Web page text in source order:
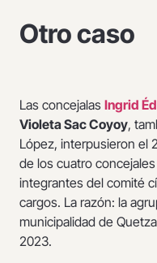
Otro caso
Las concejalas Ingrid
Violeta Sac Coyoy,
López, interpusieron el
de los cuatro
integrantes del comité
cargos. La razón: la
municipalidad de
2023.